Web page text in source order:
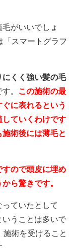
がいいでしょ
「スマートグラフ
くく強い髪の毛
す。
この施術の最
に表れるという
していくわけです
術後には薄毛と
すので頭皮に埋め
ら驚きです。
ていたとして
いうことは多いで
術を受けること